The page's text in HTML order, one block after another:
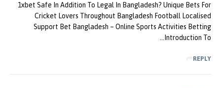
1xbet Safe In Addition To Legal In Bangladesh? Unique Bets For
Cricket Lovers Throughout Bangladesh Football Localised
Support Bet Bangladesh – Online Sports Activities Betting
Introduction To…
REPLY